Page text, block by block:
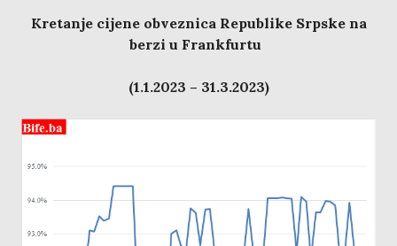
Kretanje cijene obveznica Republike Srpske na
berzi u Frankfurtu
(1.1.2023 – 31.3.2023)